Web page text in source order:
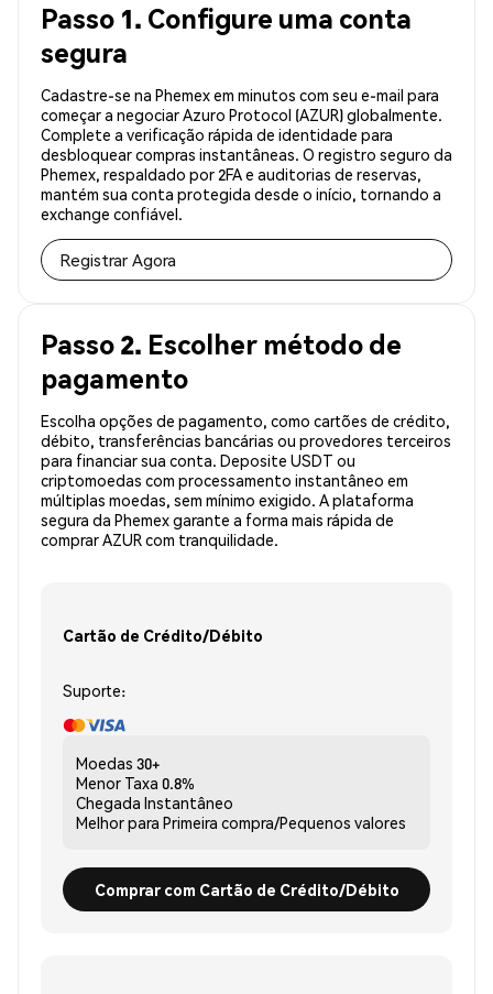
Passo 1. Configure uma conta
segura
Cadastre-se na Phemex em minutos com seu e-mail para
começar a negociar Azuro Protocol (AZUR) globalmente.
Complete a verificação rápida de identidade para
desbloquear compras instantâneas. O registro seguro da
Phemex, respaldado por 2FA e auditorias de reservas,
mantém sua conta protegida desde o início, tornando a
exchange confiável.
Registrar Agora
Passo 2. Escolher método de
pagamento
Escolha opções de pagamento, como cartões de crédito,
débito, transferências bancárias ou provedores terceiros
para financiar sua conta. Deposite USDT ou
criptomoedas com processamento instantâneo em
múltiplas moedas, sem mínimo exigido. A plataforma
segura da Phemex garante a forma mais rápida de
comprar AZUR com tranquilidade.
Cartão de Crédito/Débito
Suporte:
Moedas 30+
Menor Taxa 0.8%
Chegada Instantâneo
Melhor para Primeira compra/Pequenos valores
Comprar com Cartão de Crédito/Débito